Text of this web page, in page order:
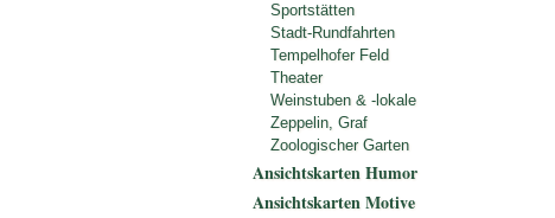
Sportstätten
Stadt-Rundfahrten
Tempelhofer Feld
Theater
Weinstuben & -lokale
Zeppelin, Graf
Zoologischer Garten
Ansichtskarten Humor
Ansichtskarten Motive